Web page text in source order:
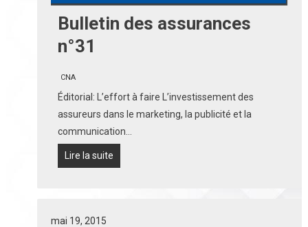
Bulletin des assurances
n°31
CNA
Éditorial: L’effort à faire L’investissement des
assureurs dans le marketing, la publicité et la
communication…
Lire la suite
mai 19, 2015